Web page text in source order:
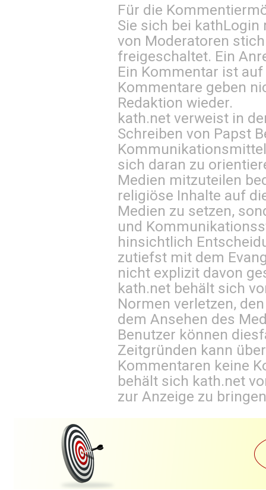
Für die
Sie sich bei kathLogin
von Moderatoren
freigeschaltet. Ein
Ein Kommentar ist
Kommentare geben
Redaktion wieder.
kath.net verweist in
Schreiben von Papst
sich daran zu
Medien mitzuteilen
religiöse Inhalte auf
Medien zu setzen,
und
hinsichtlich
zutiefst mit dem
nicht explizit davon
kath.net behält sich
Normen verletzen,
dem Ansehen des
Benutzer können
Zeitgründen kann
Kommentaren keine
behält sich kath.net
zur Anzeige zu